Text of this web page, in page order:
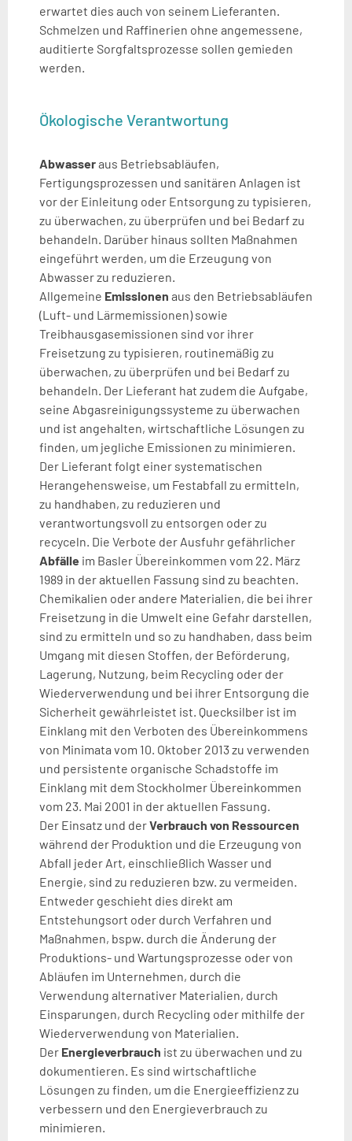
erwartet dies auch von seinem Lieferanten.
Schmelzen und Raffinerien ohne angemessene,
auditierte Sorgfaltsprozesse sollen gemieden
werden.
Ökologische Verantwortung
Abwasseraus Betriebsabläufen,
Fertigungsprozessen und sanitären Anlagen ist
vor der Einleitung oder Entsorgung zu typisieren,
zu überwachen, zu überprüfen und bei Bedarf zu
behandeln. Darüber hinaus sollten Maßnahmen
eingeführt werden, um die Erzeugung von
Abwasser zu reduzieren.
Allgemeine Emissionen aus den Betriebsabläufen
(Luft- und Lärmemissionen) sowie
Treibhausgasemissionen sind vor ihrer
Freisetzung zu typisieren, routinemäßig zu
überwachen, zu überprüfen und bei Bedarf zu
behandeln. Der Lieferant hat zudem die Aufgabe,
seine Abgasreinigungssysteme zu überwachen
und ist angehalten, wirtschaftliche Lösungen zu
finden, um jegliche Emissionen zu minimieren.
Der Lieferant folgt einer systematischen
Herangehensweise, um Festabfall zu ermitteln,
zu handhaben, zu reduzieren und
verantwortungsvoll zu entsorgen oder zu
recyceln. Die Verbote der Ausfuhr gefährlicher
Abfälle im Basler Übereinkommen vom 22. März
1989 in der aktuellen Fassung sind zu beachten.
Chemikalien oder andere Materialien, die bei ihrer
Freisetzung in die Umwelt eine Gefahr darstellen,
sind zu ermitteln und so zu handhaben, dass beim
Umgang mit diesen Stoffen, der Beförderung,
Lagerung, Nutzung, beim Recycling oder der
Wiederverwendung und bei ihrer Entsorgung die
Sicherheit gewährleistet ist. Quecksilber ist im
Einklang mit den Verboten des Übereinkommens
von Minimata vom 10. Oktober 2013 zu verwenden
und persistente organische Schadstoffe im
Einklang mit dem Stockholmer Übereinkommen
vom 23. Mai 2001 in der aktuellen Fassung.
Der Einsatz und derVerbrauch von Ressourcen
während der Produktion und die Erzeugung von
Abfall jeder Art, einschließlich Wasser und
Energie, sind zu reduzieren bzw. zu vermeiden.
Entweder geschieht dies direkt am
Entstehungsort oder durch Verfahren und
Maßnahmen, bspw. durch die Änderung der
Produktions- und Wartungsprozesse oder von
Abläufen im Unternehmen, durch die
Verwendung alternativer Materialien, durch
Einsparungen, durch Recycling oder mithilfe der
Wiederverwendung von Materialien.
Der Energieverbrauch ist zu überwachen und zu
dokumentieren. Es sind wirtschaftliche
Lösungen zu finden, um die Energieeffizienz zu
verbessern und den Energieverbrauch zu
minimieren.